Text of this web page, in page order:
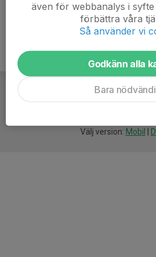
Välj version: Mobil
även för webbanalys i
förbättra våra
Så använder vi
Godkänn alla
Bara